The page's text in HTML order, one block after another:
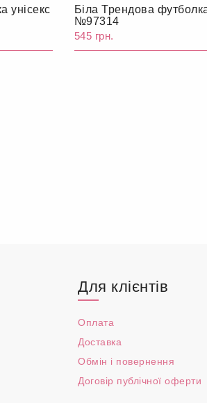
унісекс
Біла Трендова
№97314
545 грн.
Для клієнтів
Оплата
Доставка
Обмін і повернення
Договір публічної оферти